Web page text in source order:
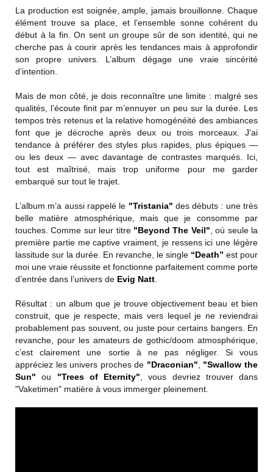
La production est soignée, ample, jamais brouillonne. Chaque
élément trouve sa place, et l’ensemble sonne cohérent du
début à la fin. On sent un groupe sûr de son identité, qui ne
cherche pas à courir après les tendances mais à approfondir
son propre univers. L’album dégage une vraie sincérité
d’intention.
Mais de mon côté, je dois reconnaître une limite : malgré ses
qualités, l’écoute finit par m’ennuyer un peu sur la durée. Les
tempos très retenus et la relative homogénéité des ambiances
font que je décroche après deux ou trois morceaux. J’ai
tendance à préférer des styles plus rapides, plus épiques —
ou les deux — avec davantage de contrastes marqués. Ici,
tout est maîtrisé, mais trop uniforme pour me garder
embarqué sur tout le trajet.
L’album m’a aussi rappelé le "Tristania" des débuts : une très
belle matière atmosphérique, mais que je consomme par
touches. Comme sur leur titre"Beyond The Veil" , où seule la
première partie me captive vraiment, je ressens ici une légère
lassitude sur la durée. En revanche, le single “Death” est pour
moi une vraie réussite et fonctionne parfaitement comme porte
d’entrée dans l’univers de Evig Natt
Résultat : un album que je trouve objectivement beau et bien
construit, que je respecte, mais vers lequel je ne reviendrai
probablement pas souvent, ou juste pour certains bangers. En
revanche, pour les amateurs de gothic/doom atmosphérique,
c’est clairement une sortie à ne pas négliger. Si vous
appréciez les univers proches de "Draconian"
"Swallow the
Sun" ou "Trees of Eternity" , vous devriez trouver dans
"Vaketimen" matière à vous immerger pleinement.